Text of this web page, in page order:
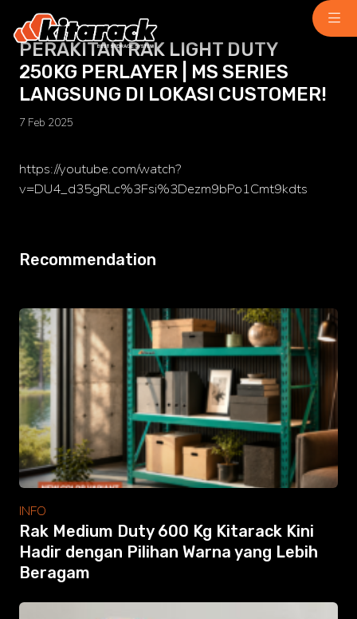
Home
About Us
Why Us
Light Duty
chemindustry.kz
niihimmash.ru
senya-spasatel.ru
Stacking Rack
tesakademi.net
Modular Mezanine
Accessories
Info
Gallery
Photo
Video
Tutorial
Clients
Contact
PERAKITAN RAK LIGHT DUTY
250KG PERLAYER | MS SERIES
LANGSUNG DI LOKASI CUSTOMER!
7 Feb 2025
https://youtube.com/watch?
v=DU4_d35gRLc%3Fsi%3Dezm9bPo1Cmt9kdts
Recommendation
INFO
Rak Medium Duty 600 Kg Kitarack Kini
Hadir dengan Pilihan Warna yang Lebih
Beragam